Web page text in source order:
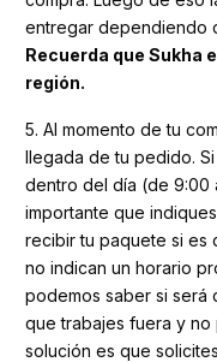
entregar dependiendo
Recuerda que Sukha
región.
5. Al momento de tu
llegada de tu pedido.
dentro del día (de 9:00
importante que
recibir tu paquete si es
no indican un horario
podemos saber si será
que trabajes fuera y
solución es que